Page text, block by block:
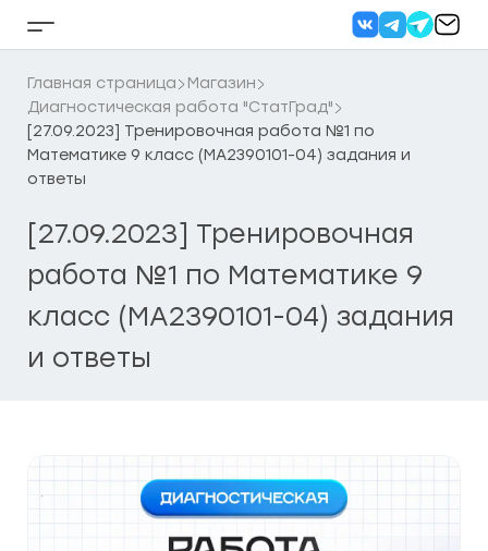
Кнопка
бокового
меню
Главная страница
Магазин
Диагностическая работа "СтатГрад"
[27.09.2023] Тренировочная работа №1 по
Математике 9 класс (МА2390101-04) задания и
ответы
[27.09.2023] Тренировочная
работа №1 по Математике 9
класс (МА2390101-04) задания
и ответы